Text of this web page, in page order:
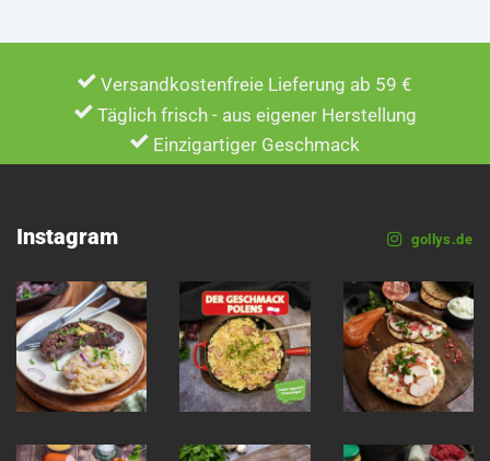
Versandkostenfreie Lieferung ab 59 €
Täglich frisch - aus eigener Herstellung
Einzigartiger Geschmack
Instagram gollys.de